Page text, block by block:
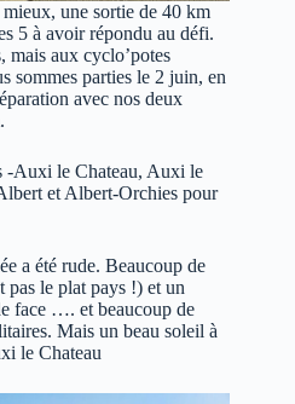
une sortie de 40 km
5 à avoir répondu au défi.
mais aux cyclo’potes
sommes parties le 2 juin, en
avec nos deux
-Auxi le Chateau, Auxi le
et Albert-Orchies pour
a été rude. Beaucoup de
pas le plat pays !) et un
face …. et beaucoup de
Mais un beau soleil à
le Chateau